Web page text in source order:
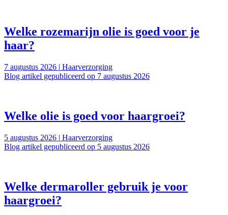
Welke rozemarijn olie is goed voor je
haar?
7 augustus 2026 | Haarverzorging
Blog artikel gepubliceerd op 7 augustus 2026
Welke olie is goed voor haargroei?
5 augustus 2026 | Haarverzorging
Blog artikel gepubliceerd op 5 augustus 2026
Welke dermaroller gebruik je voor
haargroei?